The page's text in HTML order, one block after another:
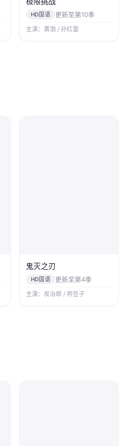
HD国语 更新至第10季
主演：黄渤 / 孙红雷
鬼灭之刃
HD国语 更新至第4季
主演：炭治郎 / 祢豆子